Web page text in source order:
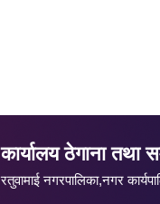
कार्यालय ठेगाना तथा
रतुवामाई नगरपालिका,नगर